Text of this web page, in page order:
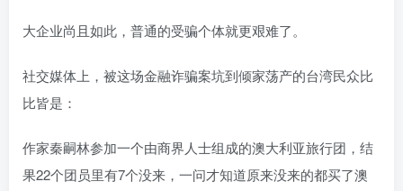
大企业尚且如此，普通的受骗个体就更艰难了。
社交媒体上，被这场金融诈骗案坑到倾家荡产的台湾民众比
比皆是：
作家秦嗣林参加一个由商界人士组成的澳大利亚旅行团，结
果22个团员里有7个没来，一问才知道原来没来的都买了澳